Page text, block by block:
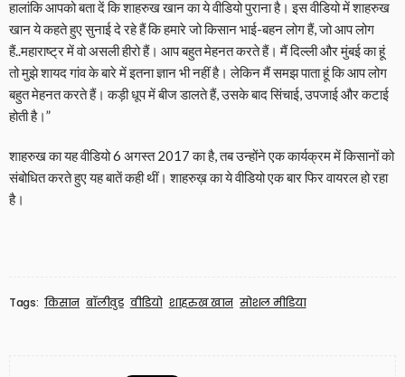
हालांकि आपको बता दें कि शाहरुख खान का ये वीडियो पुराना है। इस वीडियो में शाहरुख
खान ये कहते हुए सुनाई दे रहे हैं कि हमारे जो किसान भाई-बहन लोग हैं, जो आप लोग
हैं..महाराष्ट्र में वो असली हीरो हैं। आप बहुत मेहनत करते हैं। मैं दिल्ली और मुंबई का हूं
तो मुझे शायद गांव के बारे में इतना ज्ञान भी नहीं है। लेकिन मैं समझ पाता हूं कि आप लोग
बहुत मेहनत करते हैं। कड़ी धूप में बीज डालते हैं, उसके बाद सिंचाई, उपजाई और कटाई
होती है।”
शाहरुख का यह वीडियो 6 अगस्त 2017 का है, तब उन्होंने एक कार्यक्रम में किसानों को
संबोधित करते हुए यह बातें कही थीं। शाहरुख़ का ये वीडियो एक बार फिर वायरल हो रहा
है।
Tags: किसान बॉलीवुड वीडियो शाहरुख खान सोशल मीडिया